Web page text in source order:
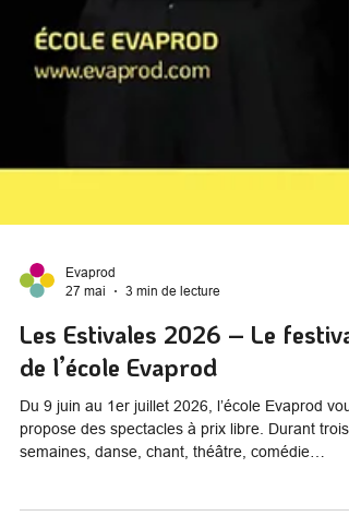
27 mai
3 min de lecture
Les Estivales 2026 – Le festival
de l’école Evaprod
Du 9 juin au 1er juillet 2026, l’école Evaprod